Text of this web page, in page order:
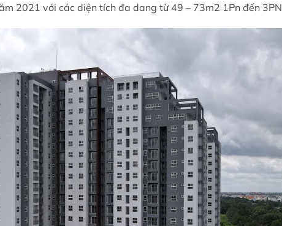
2021 với các diện tích đa dang từ 49 – 73m2 1Pn đến 3PN